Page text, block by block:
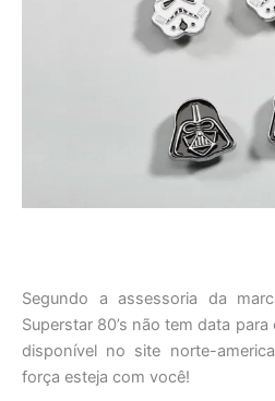
Segundo a assessoria da
Superstar 80’s não tem data
disponível no site norte-
força esteja com você!